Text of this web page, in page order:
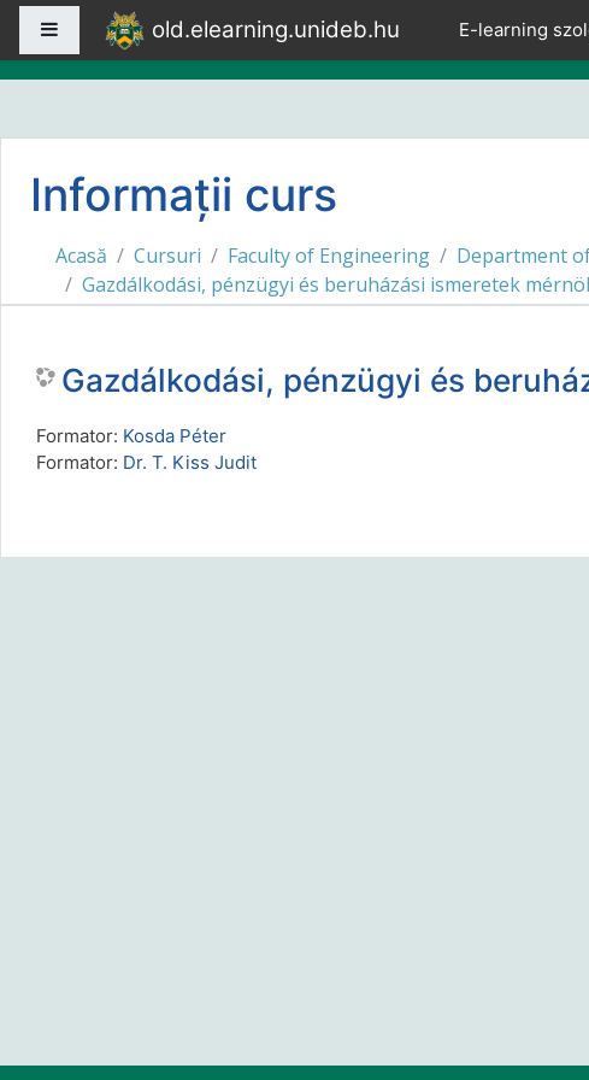
Sari la conţinutul principal
Panou lateralold.elearning.unideb.hu E-learning
Informații curs
Acasă Cursuri Faculty of Engineering
Department
Gazdálkodási, pénzügyi és beruházási ismeretek
Gazdálkodási, pénzügyi és
Formator: Kosda Péter
Formator: Dr. T. Kiss Judit